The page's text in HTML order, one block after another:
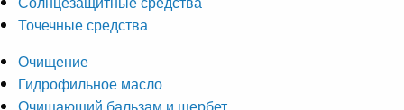
Точечные средства
Очищение
Гидрофильное масло